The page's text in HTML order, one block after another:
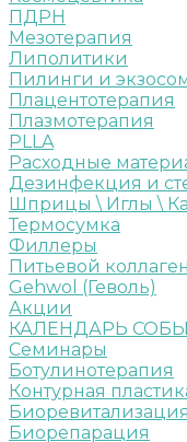
ПДРН
Мезотерапия
Липолитики
Пилинги и
Плацентотерапия
Плазмотерапия
PLLA
Расходные
Дезинфекция и
Шприцы \ Иглы \
Термосумка
Филлеры
Питьевой
Gehwol (Геволь)
Акции
КАЛЕНДАРЬ
Семинары
Ботулинотерапия
Контурная
Биоревитализация
Биорепарация